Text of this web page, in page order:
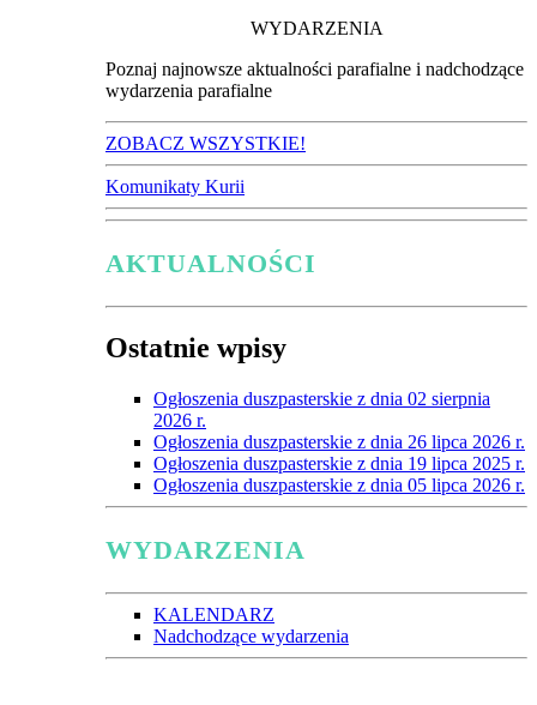
WYDARZENIA
Poznaj najnowsze aktualności parafialne i nadchodzące
wydarzenia parafialne
ZOBACZ WSZYSTKIE!
Komunikaty Kurii
AKTUALNOŚCI
Ostatnie wpisy
Ogłoszenia duszpasterskie z dnia 02 sierpnia
2026 r.
Ogłoszenia duszpasterskie z dnia 26 lipca 2026 r.
Ogłoszenia duszpasterskie z dnia 19 lipca 2025 r.
Ogłoszenia duszpasterskie z dnia 05 lipca 2026 r.
WYDARZENIA
KALENDARZ
Nadchodzące wydarzenia